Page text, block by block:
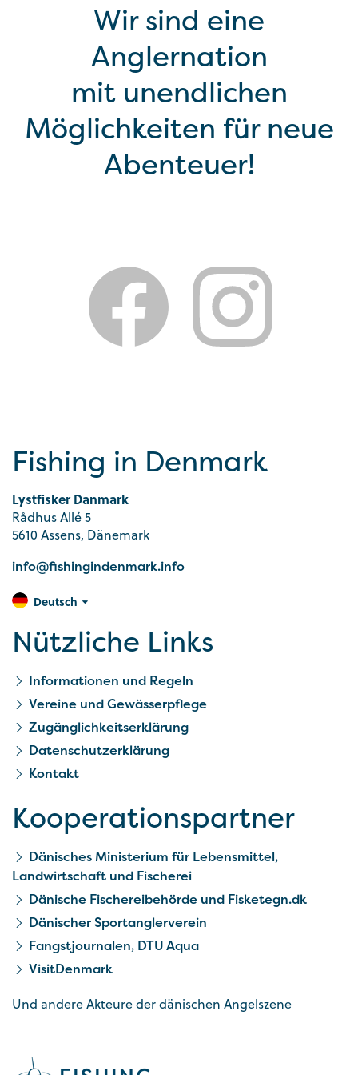
Wir sind eine
Anglernation
mit unendlichen
Möglichkeiten für neue
Abenteuer!
Fishing in Denmark
Lystfisker Danmark
Rådhus Allé 5
5610 Assens, Dänemark
info@fishingindenmark.info
Deutsch
Nützliche Links
Informationen und Regeln
Vereine und Gewässerpflege
Zugänglichkeitserklärung
Datenschutzerklärung
Kontakt
Kooperationspartner
Dänisches Ministerium für Lebensmittel,
Landwirtschaft und Fischerei
Dänische Fischereibehörde und Fisketegn.dk
Dänischer Sportanglerverein
Fangstjournalen, DTU Aqua
VisitDenmark
Und andere Akteure der dänischen Angelszene